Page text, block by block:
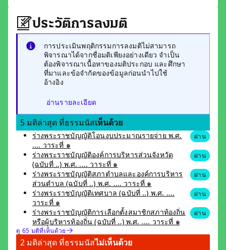
ประวัติการลงมติ
การประเมินพฤติกรรมการลงมติไม่สามารถ
พิจารณาได้จากชื่อมติเพียงอย่างเดียว จำเป็น
ต้องพิจารณาเนื้อหาของมติประกอบ และศึกษา
ที่มาและข้อจำกัดของข้อมูลก่อนนำไปใช้
อ้างอิง
อ่านรายละเอียด
5 มติล่าสุด ที่ธรรมนัสเห็นด้วย
ร่างพระราชบัญญัติโอนงบประมาณรายจ่าย พ.ศ.
.... วาระที่ ๑
ผ่าน
ร่างพระราชบัญญัติองค์การบริหารส่วนจังหวัด
(ฉบับที่ ..) พ.ศ. .... วาระที่ ๑
ผ่าน
ร่างพระราชบัญญัติสภาตำบลและองค์การบริหาร
ส่วนตำบล (ฉบับที่ ..) พ.ศ. .... วาระที่ ๑
ผ่าน
ร่างพระราชบัญญัติเทศบาล (ฉบับที่ ..) พ.ศ. ....
วาระที่ ๑
ผ่าน
ร่างพระราชบัญญัติการเลือกตั้งสมาชิกสภาท้องถิ่น
หรือผู้บริหารท้องถิ่น (ฉบับที่ ..) พ.ศ. .... วาระที่ ๑
ผ่าน
ดู 65 มติที่เห็นด้วย
2 มติล่าสุด ที่ธรรมนัสไม่เห็นด้วย